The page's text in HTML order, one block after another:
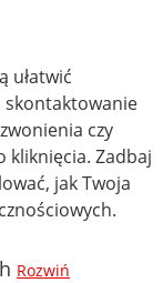
ułatwić
skontaktowanie
czy
kliknięcia. Zadbaj
jak Twoja
Rozwiń